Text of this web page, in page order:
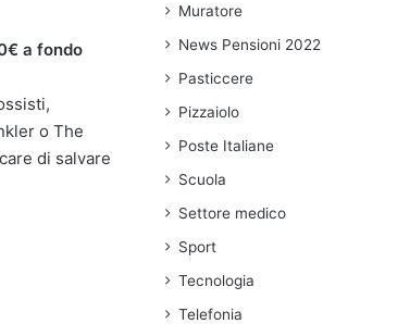
a fondo
o The
di salvare
Muratore
News Pensioni 2022
Pasticcere
Pizzaiolo
Poste Italiane
Scuola
Settore medico
Sport
Tecnologia
Telefonia